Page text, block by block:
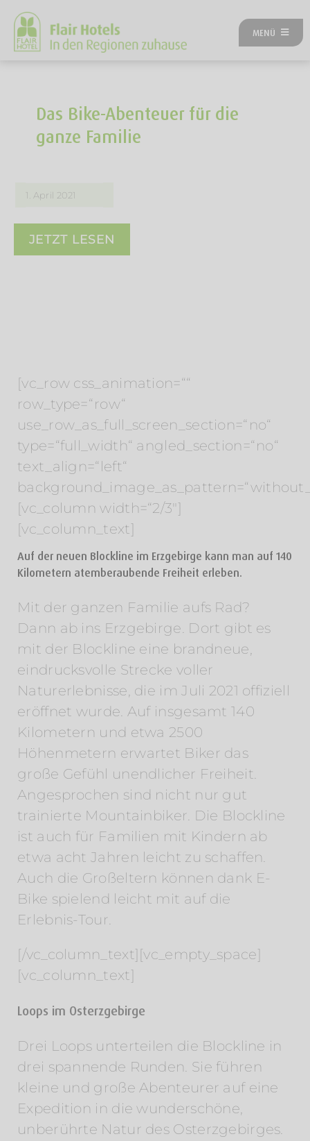
Zum
Inhalt
springen
MENÜ
UNSERE HOTELS
REISEKATEGORIEN
Das Bike-Abenteuer für die
ganze Familie
1. April 2021
JETZT LESEN
[vc_row css_animation=““
row_type=“row“
use_row_as_full_screen_section=“no“
type=“full_width“ angled_section=“no“
text_align=“left“
[vc_column width=“2/3″]
[vc_column_text]
Auf der neuen Blockline im Erzgebirge kann man auf 140
Kilometern atemberaubende Freiheit erleben.
Mit der ganzen Familie aufs Rad?
Dann ab ins Erzgebirge. Dort gibt es
mit der Blockline eine brandneue,
eindrucksvolle Strecke voller
Naturerlebnisse, die im Juli 2021 offiziell
eröffnet wurde. Auf insgesamt 140
Kilometern und etwa 2500
Höhenmetern erwartet Biker das
große Gefühl unendlicher Freiheit.
Angesprochen sind nicht nur gut
trainierte Mountainbiker. Die Blockline
ist auch für Familien mit Kindern ab
etwa acht Jahren leicht zu schaffen.
Auch die Großeltern können dank E-
Bike spielend leicht mit auf die
Erlebnis-Tour.
[/vc_column_text][vc_empty_space]
[vc_column_text]
Loops im Osterzgebirge
Drei Loops unterteilen die Blockline in
drei spannende Runden. Sie führen
kleine und große Abenteurer auf eine
Expedition in die wunderschöne,
unberührte Natur des Osterzgebirges.